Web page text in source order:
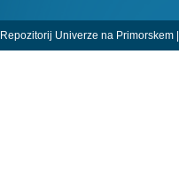
Repozitorij Univerze na Primorskem |